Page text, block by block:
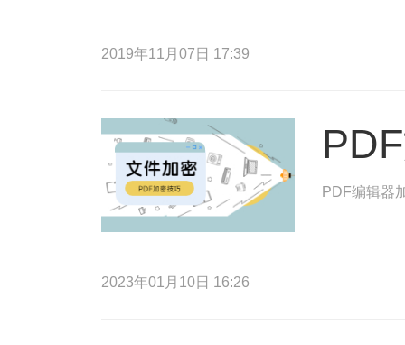
2019年11月07日 17:39
PDF编辑器
2023年01月10日 16:26